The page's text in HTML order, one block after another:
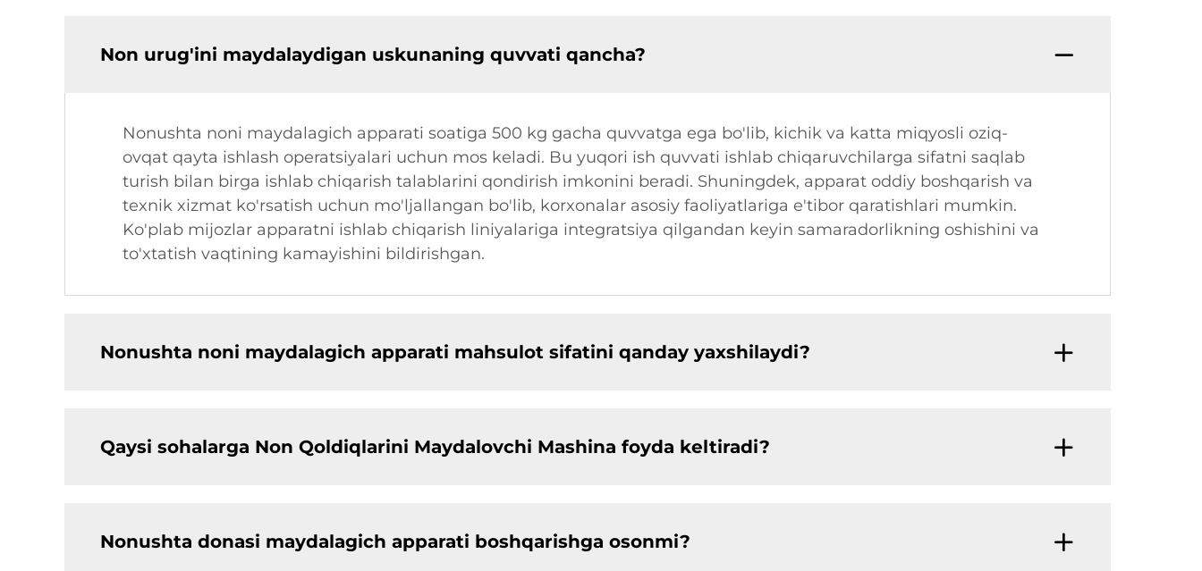
Non urug'ini maydalaydigan uskunaning quvvati qancha?
Nonushta noni maydalagich apparati soatiga 500 kg gacha quvvatga ega bo'lib, kichik va katta miqyosli oziq-
ovqat qayta ishlash operatsiyalari uchun mos keladi. Bu yuqori ish quvvati ishlab chiqaruvchilarga sifatni saqlab
turish bilan birga ishlab chiqarish talablarini qondirish imkonini beradi. Shuningdek, apparat oddiy boshqarish va
texnik xizmat ko'rsatish uchun mo'ljallangan bo'lib, korxonalar asosiy faoliyatlariga e'tibor qaratishlari mumkin.
Ko'plab mijozlar apparatni ishlab chiqarish liniyalariga integratsiya qilgandan keyin samaradorlikning oshishini va
to'xtatish vaqtining kamayishini bildirishgan.
Nonushta noni maydalagich apparati mahsulot sifatini qanday yaxshilaydi?
Qaysi sohalarga Non Qoldiqlarini Maydalovchi Mashina foyda keltiradi?
Nonushta donasi maydalagich apparati boshqarishga osonmi?